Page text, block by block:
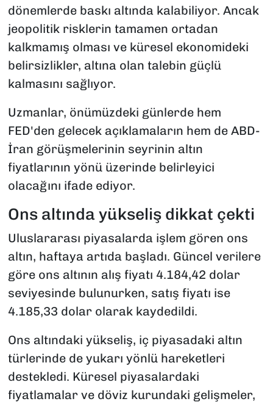
dönemlerde baskı altında kalabiliyor. Ancak
jeopolitik risklerin tamamen ortadan
kalkmamış olması ve küresel ekonomideki
belirsizlikler, altına olan talebin güçlü
kalmasını sağlıyor.
Uzmanlar, önümüzdeki günlerde hem
FED'den gelecek açıklamaların hem de ABD-
İran görüşmelerinin seyrinin altın
fiyatlarının yönü üzerinde belirleyici
olacağını ifade ediyor.
Ons altında yükseliş dikkat çekti
Uluslararası piyasalarda işlem gören ons
altın, haftaya artıda başladı. Güncel verilere
göre ons altının alış fiyatı 4.184,42 dolar
seviyesinde bulunurken, satış fiyatı ise
4.185,33 dolar olarak kaydedildi.
Ons altındaki yükseliş, iç piyasadaki altın
türlerinde de yukarı yönlü hareketleri
destekledi. Küresel piyasalardaki
fiyatlamalar ve döviz kurundaki gelişmeler,